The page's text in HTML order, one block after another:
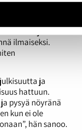
Nykyään
sosiaalisessa
ilmaiseksi.
ja
hattuun.
pysyä nöyränä
kun ei ole
hän sanoo.